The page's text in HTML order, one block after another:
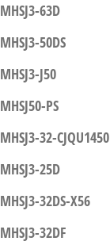
MHSJ3-63D
MHSJ3-50DS
MHSJ3-J50
MHSJ50-PS
MHSJ3-32-CJQU1450
MHSJ3-25D
MHSJ3-32DS-X56
MHSJ3-32DF